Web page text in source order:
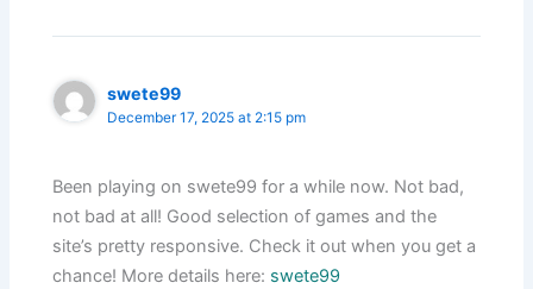
swete99
December 17, 2025 at 2:15 pm
Been playing on swete99 for a while now. Not bad,
not bad at all! Good selection of games and the
site’s pretty responsive. Check it out when you get a
chance! More details here: swete99